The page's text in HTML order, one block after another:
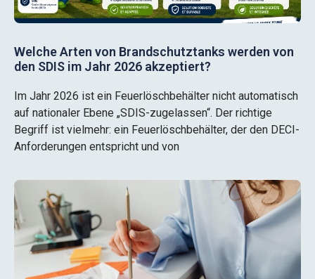
Welche Arten von Brandschutztanks werden von
den SDIS im Jahr 2026 akzeptiert?
Im Jahr 2026 ist ein Feuerlöschbehälter nicht automatisch
auf nationaler Ebene „SDIS-zugelassen“. Der richtige
Begriff ist vielmehr: ein Feuerlöschbehälter, der den DECI-
Anforderungen entspricht und von